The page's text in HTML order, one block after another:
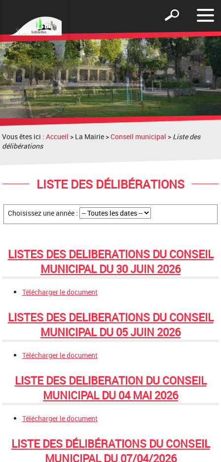
le
Afficher
formulaire
de
recherche
Vous êtes ici :Accueil > La Mairie >Conseil municipal > Liste des
délibérations
LISTE DES DÉLIBÉRATIONS
Choisissez une année :
LISTES DES DELIBERATIONS DU CONSEIL
MUNICIPAL DU 30 JUIN 2026
Télécharger le document
LISTES DES DELIBERATIONS DU CONSEIL
MUNICIPAL DU 05 JUIN 2026
Télécharger le document
LISTE DES DELIBERATION DU CONSEIL
MUNICIPAL DU 04 MAI 2026
Télécharger le document
LISTE DES DÉLIBÉRATIONS DU CONSEIL
MUNICIPAL DU 07/04/2026